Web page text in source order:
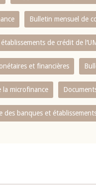
Bulletin mensuel de
de crédit de
et financières
la microfinance
des banques et